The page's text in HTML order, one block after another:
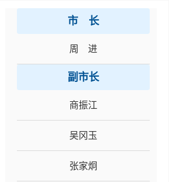
市 长
周 进
副市长
商振江
吴冈玉
张家炯